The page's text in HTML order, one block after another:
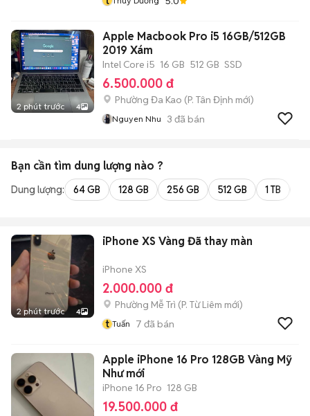
2 phút trước 4
Apple Macbook Pro i5 16GB/512GB
2019 Xám
Intel Core i5 16 GB 512 GB SSD
6.500.000 đ
Phường Đa Kao (P. Tân Định mới)
Nguyen Nhu 3 đã bán
Bạn cần tìm dung lượng nào ?
Dung lượng: 64 GB 128 GB 256 GB 512 GB 1 TB
2 phút trước 4
iPhone XS Vàng Đã thay màn
iPhone XS
2.000.000 đ
Phường Mễ Trì (P. Từ Liêm mới)
t Tuấn 7 đã bán
Apple iPhone 16 Pro 128GB Vàng Mỹ
Như mới
iPhone 16 Pro 128 GB
19.500.000 đ